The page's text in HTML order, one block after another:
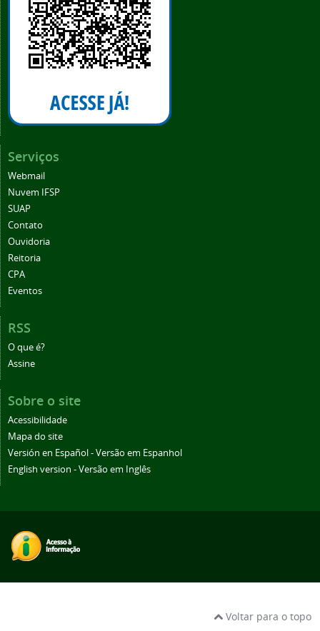
Serviços
Webmail
Nuvem IFSP
SUAP
Contato
Ouvidoria
Reitoria
CPA
Eventos
RSS
O que é?
Assine
Sobre o site
Acessibilidade
Mapa do site
Versión en Español - Versão em Espanhol
English version - Versão em Inglês
Voltar para o topo